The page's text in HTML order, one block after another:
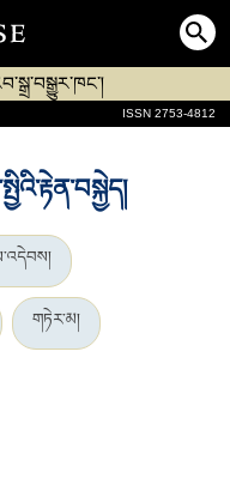
ISSN 2753-4812
གཏེར་མ།